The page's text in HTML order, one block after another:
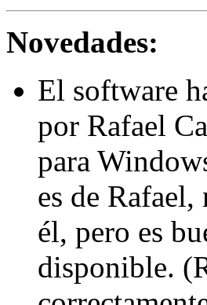
Novedades:
El software
por Rafael
para
es de
él, pero es
disponible.